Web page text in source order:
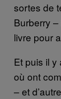
sortes de
Burberry
livre pour
Et puis il y
où ont
– et